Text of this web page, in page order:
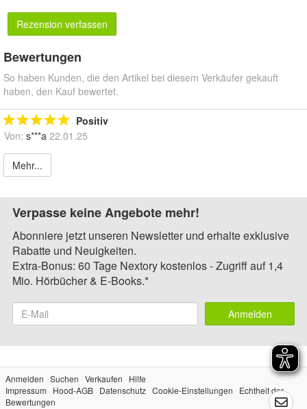
Rezension verfassen
Bewertungen
So haben Kunden, die den Artikel bei diesem Verkäufer gekauft
haben, den Kauf bewertet.
Positiv
Von: s***a 22.01.25
Mehr...
Verpasse keine Angebote mehr!
Abonniere jetzt unseren Newsletter und erhalte exklusive
Rabatte und Neuigkeiten.
Extra-Bonus: 60 Tage Nextory kostenlos - Zugriff auf 1,4
Mio. Hörbücher & E-Books.*
Anmelden
Anmelden Suchen Verkaufen
Hilfe
Impressum
Hood-AGB Datenschutz Cookie-Einstellungen
Echtheit der
Bewertungen